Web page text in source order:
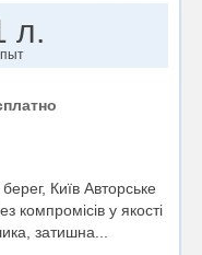
л.
Київ Авторське
компромісів у якості
затишна...